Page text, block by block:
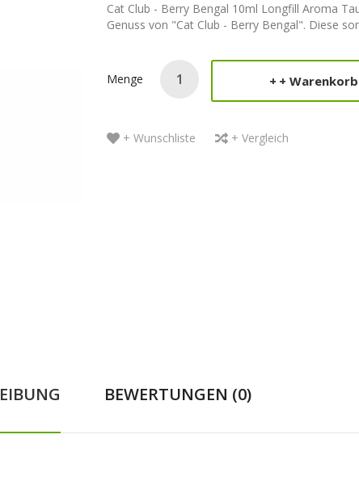
Cat Club - Berry Bengal 10ml Longfill Aroma
Genuss von "Cat Club - Berry Bengal". Diese
Menge + Warenkorb
+ Wunschliste + Vergleich
BEWERTUNGEN (0)